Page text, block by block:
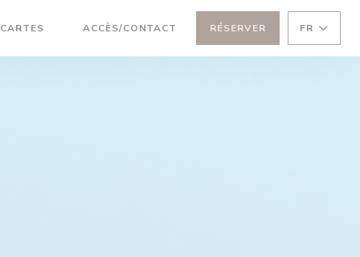
CARTES((OUVRE UNE NOUVELLE FENÊTRE))
ACCÈS/CONTACT RÉSERVER FR